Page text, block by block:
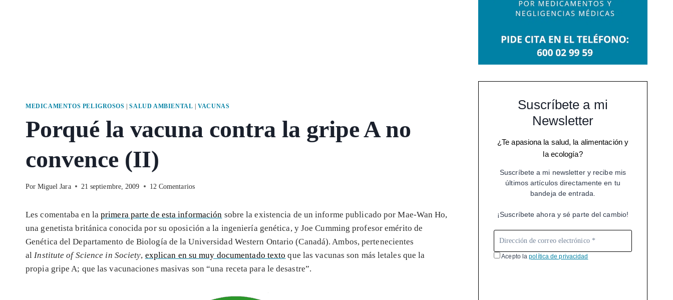
MEDICAMENTOS PELIGROSOS |SALUD AMBIENTAL |VACUNAS
Porqué la vacuna contra la gripe A no
convence (II)
Por Miguel Jara 21 septiembre, 2009 12 Comentarios
Les comentaba en laprimera parte de esta información sobre la existencia de un informe publicado por Mae-Wan Ho,
una genetista británica conocida por su oposición a la ingeniería genética, y Joe Cumming profesor emérito de
Genética del Departamento de Biología de la Universidad Western Ontario (Canadá). Ambos, pertenecientes
alInstitute of Science in Society, explican en su muy documentado texto que las vacunas son más letales que la
propia gripe A; que las vacunaciones masivas son “una receta para le desastre”.
Suscríbete a mi
Newsletter
¿Te apasiona la salud, la alimentación y
la ecología?
Suscríbete a mi newsletter y recibe mis
últimos artículos directamente en tu
bandeja de entrada.
¡Suscríbete ahora y sé parte del cambio!
Acepto lapolítica de privacidad